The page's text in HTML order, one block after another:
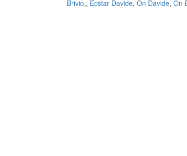
Brivio,, Ecstar Davide, On Davide, On